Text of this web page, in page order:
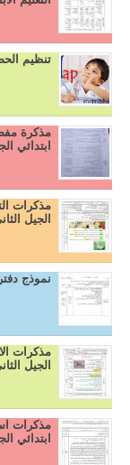
تنظيم
مذكرة
ابتدائي
مذكرات
الجيل
نموذج
مذكرات
الجيل
مذكرات
ابتدائي